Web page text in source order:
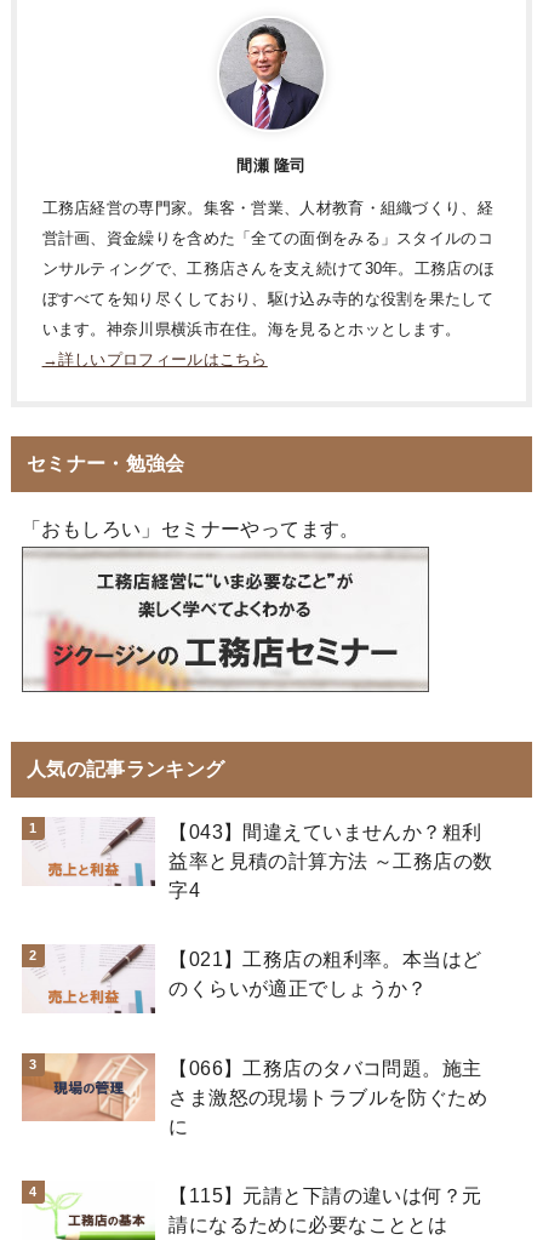
間瀬 隆司
工務店経営の専門家。集客・営業、人材教育・組織づくり、経
営計画、資金繰りを含めた「全ての面倒をみる」スタイルのコ
ンサルティングで、工務店さんを支え続けて30年。工務店のほ
ぼすべてを知り尽くしており、駆け込み寺的な役割を果たして
います。神奈川県横浜市在住。海を見るとホッとします。
→詳しいプロフィールはこちら
セミナー・勉強会
「おもしろい」セミナーやってます。
人気の記事ランキング
【043】間違えていませんか？粗利
益率と見積の計算方法 ～工務店の数
字4
【021】工務店の粗利率。本当はど
のくらいが適正でしょうか？
【066】工務店のタバコ問題。施主
さま激怒の現場トラブルを防ぐため
に
【115】元請と下請の違いは何？元
請になるために必要なこととは